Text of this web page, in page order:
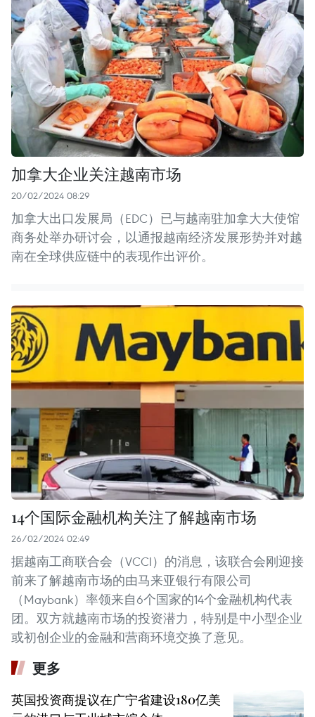
加拿大企业关注越南市场
20/02/2024 08:29
加拿大出口发展局（EDC）已与越南驻加拿大大使馆
商务处举办研讨会，以通报越南经济发展形势并对越
南在全球供应链中的表现作出评价。
14个国际金融机构关注了解越南市场
26/02/2024 02:49
据越南工商联合会（VCCI）的消息，该联合会刚迎接
前来了解越南市场的由马来亚银行有限公司
（Maybank）率领来自6个国家的14个金融机构代表
团。双方就越南市场的投资潜力，特别是中小型企业
或初创企业的金融和营商环境交换了意见。
更多
英国投资商提议在广宁省建设180亿美